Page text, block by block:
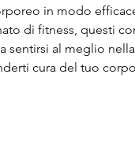
in modo
di fitness, questi
sentirsi al meglio
cura del tuo